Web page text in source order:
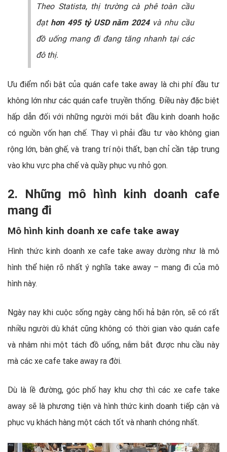
Theo Statista, thị trường cà phê toàn cầu
đạt hơn 495 tỷ USD năm 2024và nhu cầu
đồ uống mang đi đang tăng nhanh tại các
đô thị.
Ưu điểm nổi bật của quán cafe take away là chi phí đầu tư
không lớn như các quán cafe truyền thống. Điều này đặc biệt
hấp dẫn đối với những người mới bắt đầu kinh doanh hoặc
có nguồn vốn hạn chế. Thay vì phải đầu tư vào không gian
rộng lớn, bàn ghế, và trang trí nội thất, bạn chỉ cần tập trung
vào khu vực pha chế và quầy phục vụ nhỏ gọn.
2. Những mô hình kinh doanh cafe
mang đi
Mô hình kinh doanh xe cafe take away
Hình thức kinh doanh xe cafe take away dường như là mô
hình thể hiện rõ nhất ý nghĩa take away – mang đi của mô
hình này.
Ngày nay khi cuộc sống ngày càng hối hả bận rộn, sẽ có rất
nhiều người dù khát cũng không có thời gian vào quán cafe
và nhâm nhi một tách đồ uống, nắm bắt được nhu cầu này
mà các xe cafe take away ra đời.
Dù là lề đường, góc phố hay khu chợ thì các xe cafe take
away sẽ là phương tiện và hình thức kinh doanh tiếp cận và
phục vụ khách hàng một cách tốt và nhanh chóng nhất.